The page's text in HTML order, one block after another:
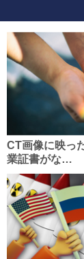
CT画像に映っ
業証書がな…